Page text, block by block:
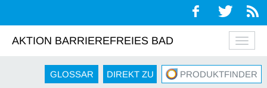
AKTION BARRIEREFREIES BAD
GLOSSAR DIREKT ZU PRODUKTFINDER